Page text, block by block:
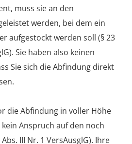
muss sie an den
werden, bei dem ein
aufgestockt werden soll (§ 23
Sie haben also keinen
Sie sich die Abfindung direkt
die Abfindung in voller Höhe
Anspruch auf den noch
III Nr. 1 VersAusglG). Ihre